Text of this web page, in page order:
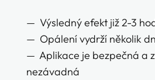
— Výsledný efekt již 2-3
— Opálení vydrží několik
— Aplikace je bezpečná a
nezávadná